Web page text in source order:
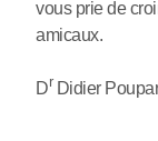
vous prie de
amicaux.
Dr Didier